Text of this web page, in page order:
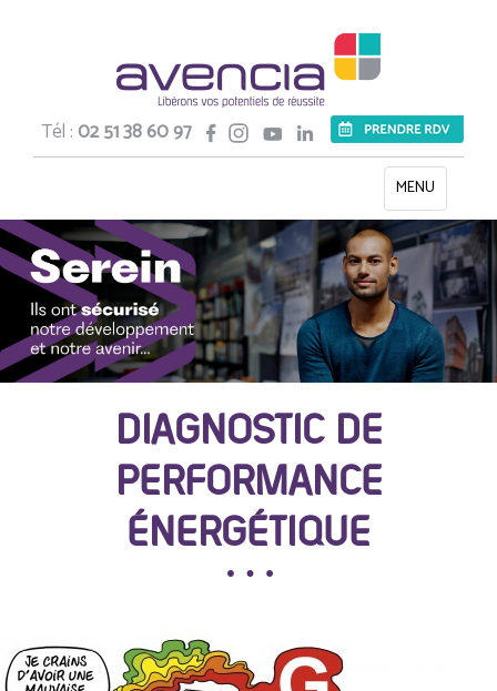
Tél :02 51 38 60 97
Toggle
navigation
MENU
DIAGNOSTIC DE
PERFORMANCE
ÉNERGÉTIQUE